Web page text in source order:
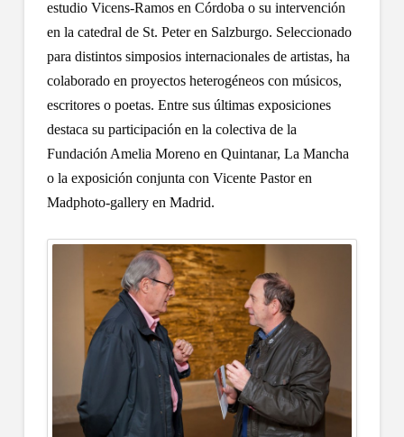
estudio Vicens-Ramos en Córdoba o su intervención
en la catedral de St. Peter en Salzburgo. Seleccionado
para distintos simposios internacionales de artistas, ha
colaborado en proyectos heterogéneos con músicos,
escritores o poetas. Entre sus últimas exposiciones
destaca su participación en la colectiva de la
Fundación Amelia Moreno en Quintanar, La Mancha
o la exposición conjunta con Vicente Pastor en
Madphoto-gallery en Madrid.